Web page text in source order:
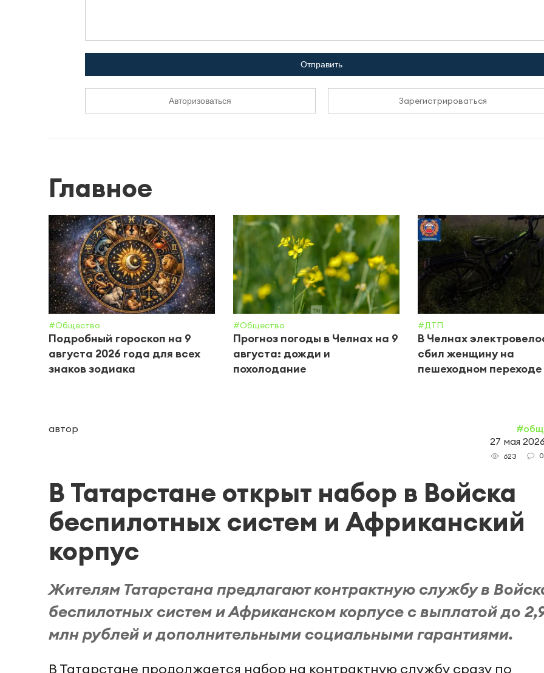
Отправить
Авторизоваться Зарегистрироваться
Главное
#Общество
Подробный гороскоп на 9
августа 2026 года для всех
знаков зодиака
#Общество
Прогноз погоды в Челнах на 9
августа: дожди и
похолодание
#ДТП
В Челнах
сбил женщину на
пешеходном переходе
автор
27 мая
623 0
В Татарстане открыт набор в Войска
беспилотных систем и Африканский
корпус
Жителям Татарстана предлагают контрактную службу в
беспилотных систем и Африканском корпусе с выплатой до
млн рублей и дополнительными социальными гарантиями.
В Татарстане продолжается набор на контрактную службу сразу по